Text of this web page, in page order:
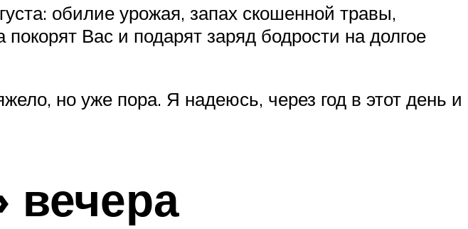
обилие урожая, запах скошенной травы,
Вас и подарят заряд бодрости на долгое
но уже пора. Я надеюсь, через год в этот день и